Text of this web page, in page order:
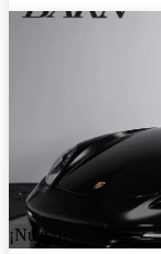
¡Nuevo!